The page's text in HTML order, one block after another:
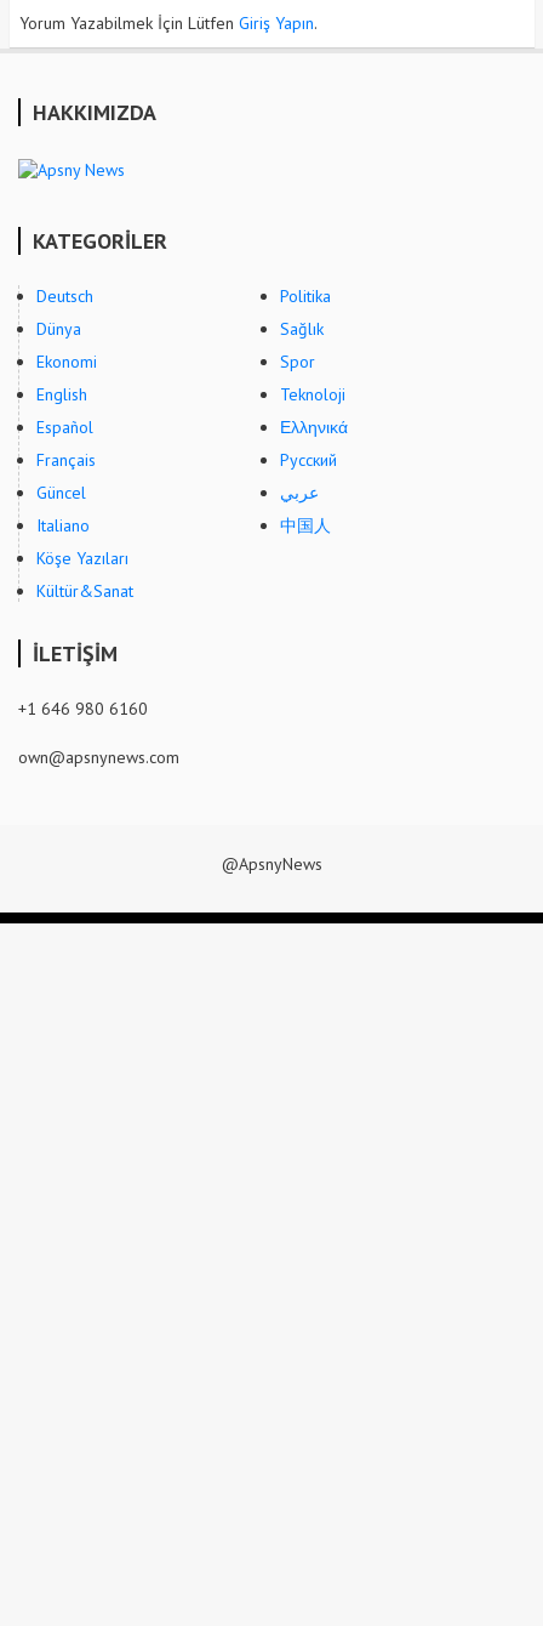
Yorum Yazabilmek İçin Lütfen Giriş Yapın.
HAKKIMIZDA
KATEGORİLER
Deutsch
Dünya
Ekonomi
English
Español
Français
Güncel
Italiano
Köşe Yazıları
Kültür&Sanat
Politika
Sağlık
Spor
Teknoloji
Ελληνικά
Русский
عربي
中国人
İLETİŞİM
+1 646 980 6160
own@apsnynews.com
@ApsnyNews